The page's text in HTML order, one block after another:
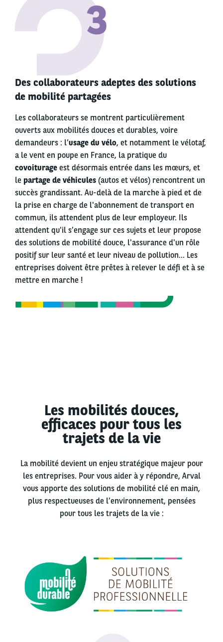
3
Des collaborateurs adeptes des solutions
de mobilité partagées
Les collaborateurs se montrent particulièrement
ouverts aux mobilités douces et durables, voire
demandeurs : l’usage du vélo, et notamment le vélotaf,
a le vent en poupe en France, la pratique du
covoiturage est désormais entrée dans les mœurs, et
le partage de véhicules (autos et vélos) rencontrent un
succès grandissant. Au-delà de la marche à pied et de
la prise en charge de l'abonnement de transport en
commun, ils attendent plus de leur employeur. Ils
attendent qu'il s’engage sur ces sujets et leur propose
des solutions de mobilité douce, l'assurance d'un rôle
positif sur leur santé et leur niveau de pollution… Les
entreprises doivent être prêtes à relever le défi et à se
mettre en marche !
Les mobilités douces,
efficaces pour tous les
trajets de la vie
La mobilité devient un enjeu stratégique majeur pour
les entreprises. Pour vous aider à y répondre, Arval
vous apporte des solutions de mobilité clé en main,
plus respectueuses de l’environnement, pensées
pour tous les trajets de la vie :